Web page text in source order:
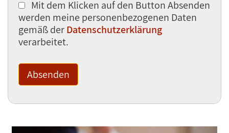
werden meine personenbezogenen Daten
gemäß derDatenschutzerklärung
verarbeitet.